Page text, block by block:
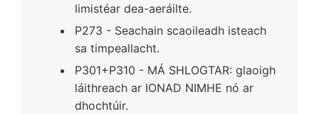
limistéar dea-aeráilte.
P273 - Seachain scaoileadh isteach
sa timpeallacht.
P301+P310 - MÁ SHLOGTAR: glaoigh
láithreach ar IONAD NIMHE nó ar
dhochtúir.